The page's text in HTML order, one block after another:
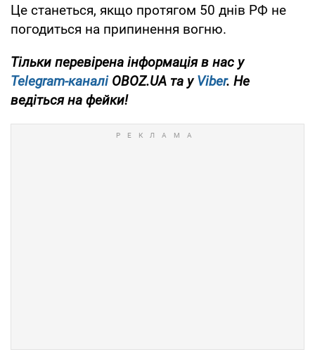
Це станеться, якщо протягом 50 днів РФ не
погодиться на припинення вогню.
Тільки перевірена інформація в нас у
Telegram-каналіOBOZ.UA та уViber. Не
ведіться на фейки!